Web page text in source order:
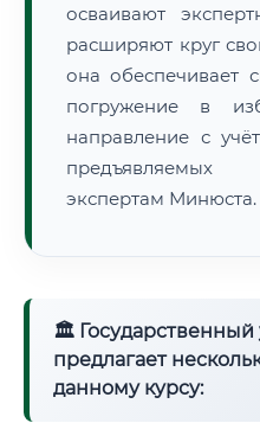
осваивают
расширяют круг
она обеспечивает
погружение в
направление с
предъявляемых
экспертам Минюста.
🏛 Государственный
предлагает
данному курсу: